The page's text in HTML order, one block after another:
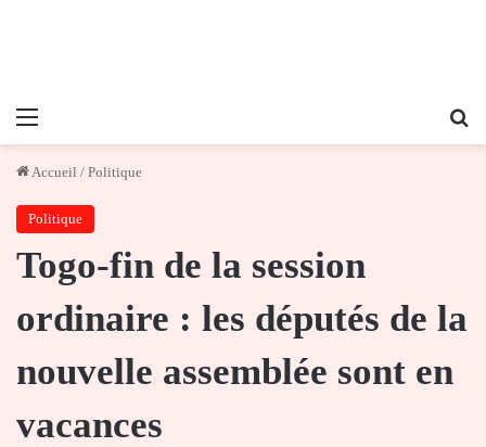
Menu
Accueil / Politique
Politique
Togo-fin de la session
ordinaire : les députés de la
nouvelle assemblée sont en
vacances